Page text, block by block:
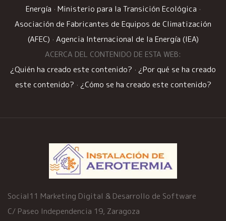
Energía · Ministerio para la Transición Ecológica ·
Asociación de Fabricantes de Equipos de Climatización
(AFEC) · Agencia Internacional de la Energía (IEA)
ACERCA DEL CONTENIDO DE ESTA WEB:
¿Quién ha creado este contenido? · ¿Por qué se ha creado
este contenido? · ¿Cómo se ha creado este contenido?
Social11 Marketing Digital & Desarrollo de Software
C/ Paseo Independencia 19, Zaragoza